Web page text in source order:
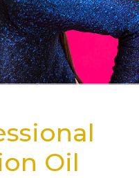
Oil